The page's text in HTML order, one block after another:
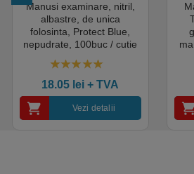
Manusi examinare, nitril,
albastre, de unica
folosinta, Protect Blue,
nepudrate, 100buc / cutie
saloane si domeniul
industrial, calitate premium
18.05 lei + TVA
Vezi detalii